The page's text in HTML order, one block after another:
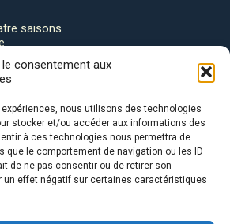
le consentement aux
nous utilisons des technologies
stocker et/ou accéder aux informations des
à ces technologies nous permettra de
que le comportement de navigation ou les ID
de ne pas consentir ou de retirer son
un effet négatif sur certaines caractéristiques
saisons